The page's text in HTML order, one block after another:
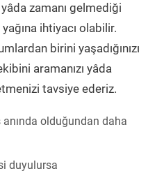
zamanı gelmediği
ihtiyacı olabilir.
birini yaşadığınızı
aramanızı yâda
tavsiye ederiz.
olduğundan daha
duyulursa